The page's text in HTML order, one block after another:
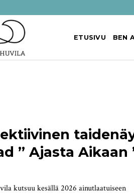
ETUSIVU BEN
” Ajasta Aikaan
kutsuu kesällä 2026 ainutlaatuiseen